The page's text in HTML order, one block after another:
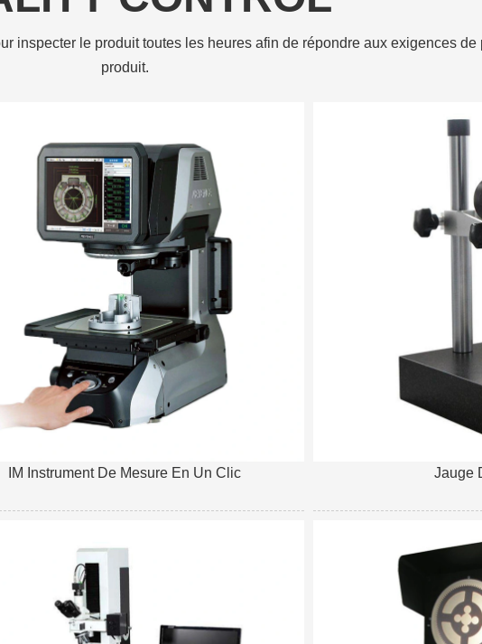
inspecter le produit toutes les heures afin de répondre aux exigences
produit.
IM Instrument De Mesure En Un Clic Jauge